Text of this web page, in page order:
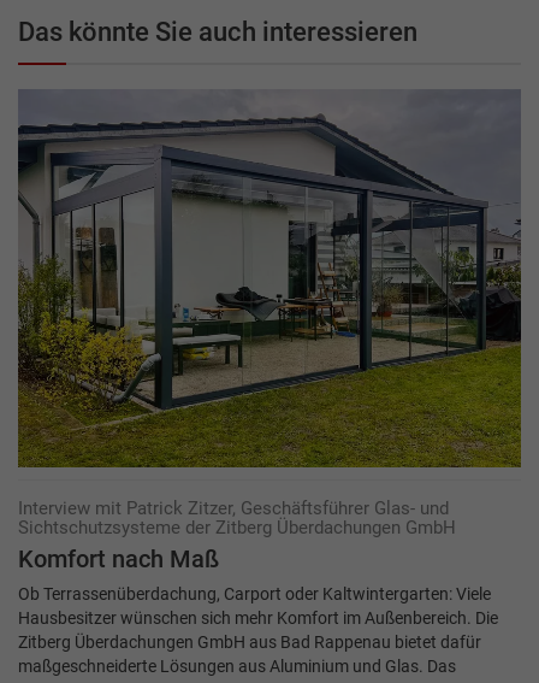
Das könnte Sie auch interessieren
Interview mit Patrick Zitzer, Geschäftsführer Glas- und
Sichtschutzsysteme der Zitberg Überdachungen GmbH
Komfort nach Maß
Ob Terrassenüberdachung, Carport oder Kaltwintergarten: Viele
Hausbesitzer wünschen sich mehr Komfort im Außenbereich. Die
Zitberg Überdachungen GmbH aus Bad Rappenau bietet dafür
maßgeschneiderte Lösungen aus Aluminium und Glas. Das